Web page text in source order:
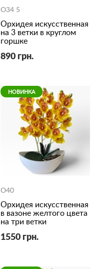
O34 5
Орхидея искусственная
на 3 ветки в круглом
горшке
890 грн.
НОВИНКА
O40
Орхидея искусственная
в вазоне желтого цвета
на три ветки
1550 грн.